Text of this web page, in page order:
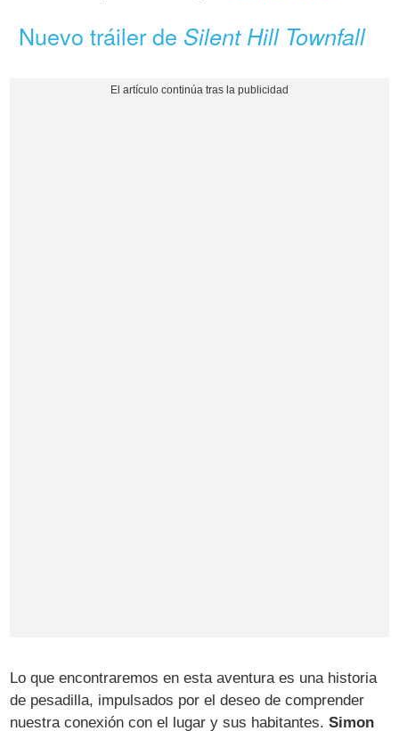
Nuevo tráiler de Silent Hill Townfall
Lo que encontraremos en esta aventura es una historia
de pesadilla, impulsados por el deseo de comprender
nuestra conexión con el lugar y sus habitantes. Simon